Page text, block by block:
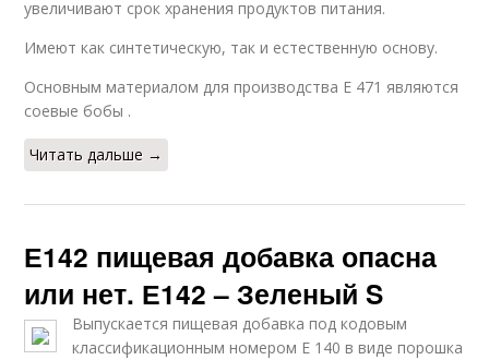
увеличивают срок хранения продуктов питания.
Имеют как синтетическую, так и естественную основу.
Основным материалом для производства E 471 являются
соевые бобы .
Читать дальше →
Е142 пищевая добавка опасна
или нет. Е142 – Зеленый S
Выпускается пищевая добавка под кодовым
классификационным номером Е 140 в виде порошка